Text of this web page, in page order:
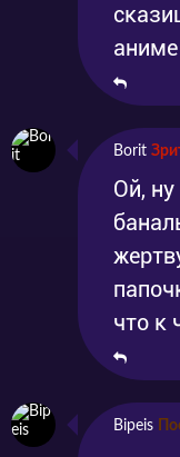
Borit
Ой,
что к
Bipeis